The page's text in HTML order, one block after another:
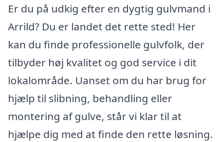
Er du på udkig efter en dygtig gulvmand i
Arrild? Du er landet det rette sted! Her
kan du finde professionelle gulvfolk, der
tilbyder høj kvalitet og god service i dit
lokalområde. Uanset om du har brug for
hjælp til slibning, behandling eller
montering af gulve, står vi klar til at
hjælpe dig med at finde den rette løsning.